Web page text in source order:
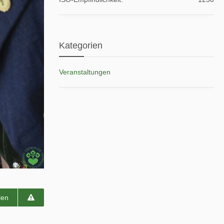
Kategorien
Veranstaltungen